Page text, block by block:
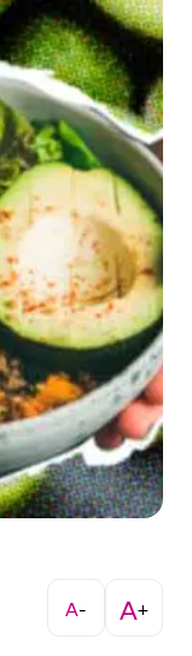
A- A+